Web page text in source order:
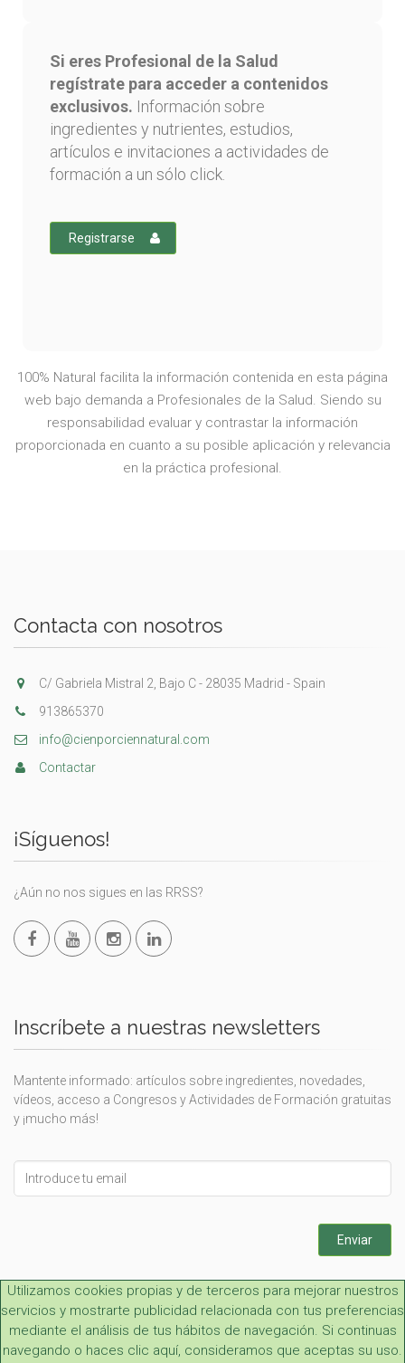
Si eres Profesional de la Salud
regístrate para acceder a contenidos
exclusivos. Información sobre
ingredientes y nutrientes, estudios,
artículos e invitaciones a actividades de
formación a un sólo click.
Registrarse
100% Natural facilita la información contenida en esta página
web bajo demanda a Profesionales de la Salud. Siendo su
responsabilidad evaluar y contrastar la información
proporcionada en cuanto a su posible aplicación y relevancia
en la práctica profesional.
Contacta con nosotros
C/ Gabriela Mistral 2, Bajo C - 28035 Madrid - Spain
913865370
info@cienporciennatural.com
Contactar
¡Síguenos!
¿Aún no nos sigues en las RRSS?
Inscríbete a nuestras newsletters
Mantente informado: artículos sobre ingredientes, novedades,
vídeos, acceso a Congresos y Actividades de Formación gratuitas
y ¡mucho más!
this
field
Enviar
Utilizamos cookies propias y de terceros para mejorar nuestros
servicios y mostrarte publicidad relacionada con tus preferencias
mediante el análisis de tus hábitos de navegación. Si continuas
navegando o haces clic aquí, consideramos que aceptas su uso.